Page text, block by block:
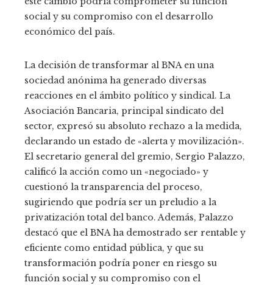
social y su compromiso con el desarrollo
económico del país.
La decisión de transformar al BNA en una
sociedad anónima ha generado diversas
reacciones en el ámbito político y sindical. La
Asociación Bancaria, principal sindicato del
sector, expresó su absoluto rechazo a la medida,
declarando un estado de «alerta y movilización».
El secretario general del gremio, Sergio Palazzo,
calificó la acción como un «negociado» y
cuestionó la transparencia del proceso,
sugiriendo que podría ser un preludio a la
privatización total del banco. Además, Palazzo
destacó que el BNA ha demostrado ser rentable y
eficiente como entidad pública, y que su
transformación podría poner en riesgo su
función social y su compromiso con el